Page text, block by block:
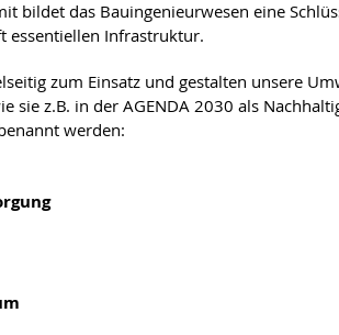
bildet das Bauingenieurwesen eine
essentiellen Infrastruktur.
zum Einsatz und gestalten unsere
sie z.B. in der AGENDA 2030 als
werden: